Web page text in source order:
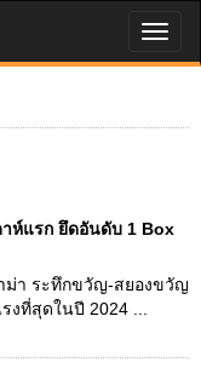
ห์แรก ยึดอันดับ 1 Box
ม่า ระทึกขวัญ-สยองขวัญ
ที่สุดในปี 2024 ...